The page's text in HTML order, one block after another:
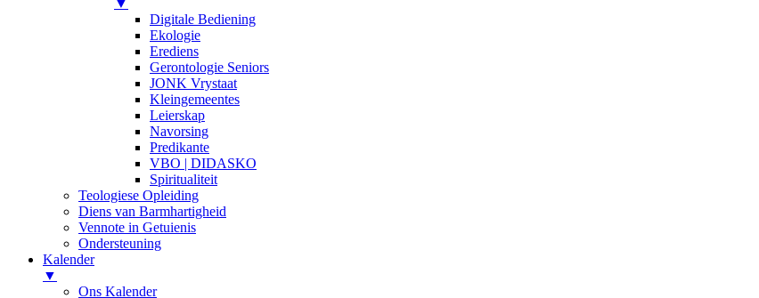
▼
Digitale Bediening
Ekologie
Erediens
Gerontologie Seniors
JONK Vrystaat
Kleingemeentes
Leierskap
Navorsing
Predikante
VBO | DIDASKO
Spiritualiteit
Teologiese Opleiding
Diens van Barmhartigheid
Vennote in Getuienis
Ondersteuning
Kalender
▼
Ons Kalender